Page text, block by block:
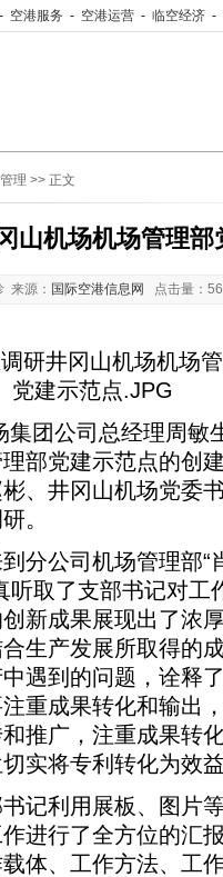
- 空港服务 - 空港运营 - 临空经济 -
管理 >> 正文
山机场机场管理部
来源： 国际空港信息网 点击量：
公司总经理周敏
部党建示范点的创
、井冈山机场党委
。
公司机场管理部“
听取了支部书记对工
新成果展现出了浓
生产发展所取得的
遇到的问题，诠释
重成果转化和输出
推广，注重成果转
实将专利转化为效
利用展板、图片
进行了全方位的汇
体、工作方法、工